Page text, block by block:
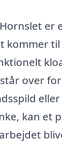
er
kommer
over
kan et